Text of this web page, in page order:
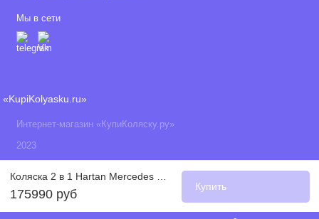
175990 руб
Купить
Мы в сети
«KupiKolyasku.ru»
Интернет-магазин «КупиКоляску.ру»
2023